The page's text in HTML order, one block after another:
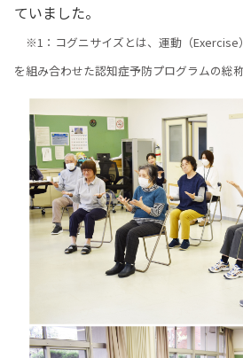
ていました。
※1：コグニサイズとは、運動（Exercise
を組み合わせた認知症予防プログラムの総称